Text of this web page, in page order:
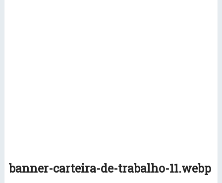
banner-carteira-de-trabalho-11.webp